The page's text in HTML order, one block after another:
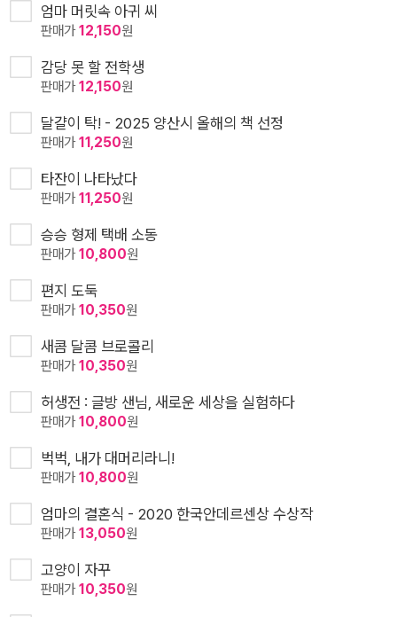
엄마 머릿속 아귀 씨
판매가12,150원
감당 못 할 전학생
판매가12,150원
달걀이 탁! - 2025 양산시 올해의 책 선정
판매가11,250원
타잔이 나타났다
판매가11,250원
승승 형제 택배 소동
판매가10,800원
편지 도둑
판매가10,350원
새콤 달콤 브로콜리
판매가10,350원
허생전 : 글방 샌님, 새로운 세상을 실험하다
판매가10,800원
벅벅, 내가 대머리라니!
판매가10,800원
엄마의 결혼식 - 2020 한국안데르센상 수상작
판매가13,050원
고양이 자꾸
판매가10,350원